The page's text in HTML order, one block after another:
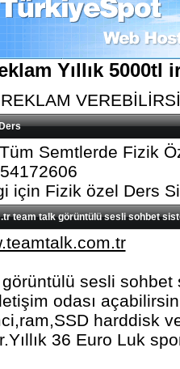
Yıllık
Semtlerde Fizik
için Fizik özel Ders
team talk görüntülü sesli sohbet
sesli
odası
harddisk
36 Euro Luk